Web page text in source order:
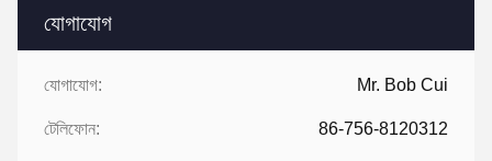
যোগাযোগ
যোগাযোগ: Mr. Bob Cui
টেলিফোন: 86-756-8120312